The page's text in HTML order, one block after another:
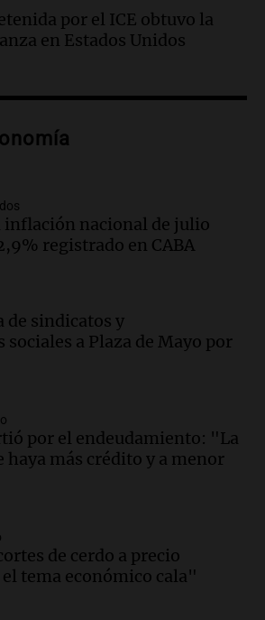
en Buenos Aires se
un 2,9% en julio, según
para levantar
en Buenos Aires se
en julio y anticipa datos
de Tucumán: 433
destruidas en 14
y robos
de Tucumán:
destruye 433 luminarias
meses y afecta la
28 bultos de
extranjera en control
Tucumán
por el ICE obtuvo la
en Estados Unidos
inflación nacional de julio
registrado en CABA
de sindicatos y
a Plaza de Mayo por
por el endeudamiento: "La
haya más crédito y a menor
de cerdo a precio
tema económico cala"